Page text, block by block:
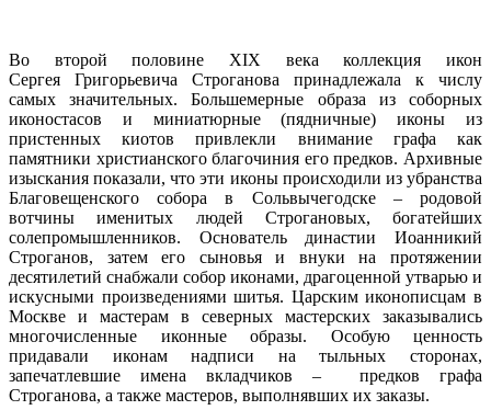
Во второй половине XIX века коллекция икон
Сергея Григорьевича Строганова принадлежала к числу
самых значительных. Большемерные образа из соборных
иконостасов и миниатюрные (пядничные) иконы из
пристенных киотов привлекли внимание графа как
памятники христианского благочиния его предков. Архивные
изыскания показали, что эти иконы происходили из убранства
Благовещенского собора в Сольвычегодске – родовой
вотчины именитых людей Строгановых, богатейших
солепромышленников. Основатель династии Иоанникий
Строганов, затем его сыновья и внуки на протяжении
десятилетий снабжали собор иконами, драгоценной утварью и
искусными произведениями шитья. Царским иконописцам в
Москве и мастерам в северных мастерских заказывались
многочисленные иконные образы. Особую ценность
придавали иконам надписи на тыльных сторонах,
запечатлевшие имена вкладчиков – предков графа
Строганова, а также мастеров, выполнявших их заказы.